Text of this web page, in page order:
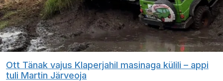
Ott Tänak vajus Klaperjahil masinaga külili – appi
tuli Martin Järveoja